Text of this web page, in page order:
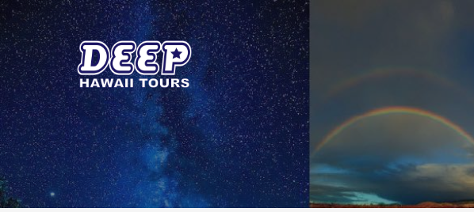
Skip
to
content
ディープ ハワイ ツアーズ
ハワイ島のプライベートツアー